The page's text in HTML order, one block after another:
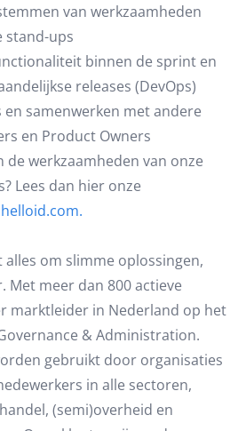
van werkzaamheden
stand-ups
binnen de sprint en
releases (DevOps)
en samenwerken met andere
en Product Owners
de werkzaamheden van onze
Lees dan hier onze
alles om slimme oplossingen,
Met meer dan 800 actieve
marktleider in Nederland op het
& Administration.
gebruikt door organisaties
in alle sectoren,
(semi)overheid en